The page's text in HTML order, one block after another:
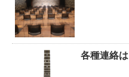
各種連絡